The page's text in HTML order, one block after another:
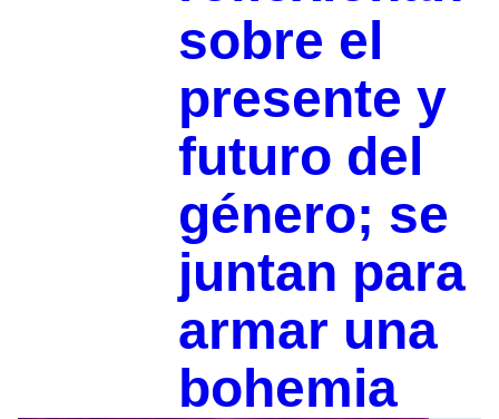
sobre el
presente y
futuro del
género; se
juntan para
armar una
bohemia